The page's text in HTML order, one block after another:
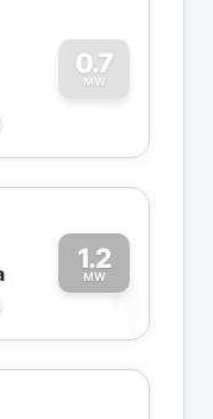
0.7
MW
0
1.2
MW1